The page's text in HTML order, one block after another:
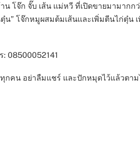
โจ๊ก จั๊บ เส้น เเม่หวี ที่เปิดขายมามากก
” โจ๊กหมูผสมต้มเส้นเเละเพิ่มตีนไก่ตุ๋น
: 08500052141
กคน อย่าลืมแชร์ และปักหมุดไว้แล้วตา